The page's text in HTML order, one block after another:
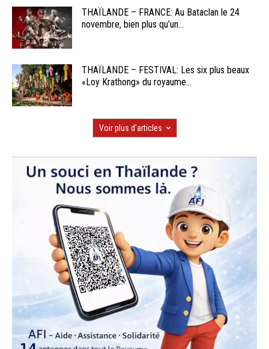
THAÏLANDE – FRANCE: Au Bataclan le 24
novembre, bien plus qu’un...
THAÏLANDE – FESTIVAL: Les six plus beaux
«Loy Krathong» du royaume...
Voir plus d'articles